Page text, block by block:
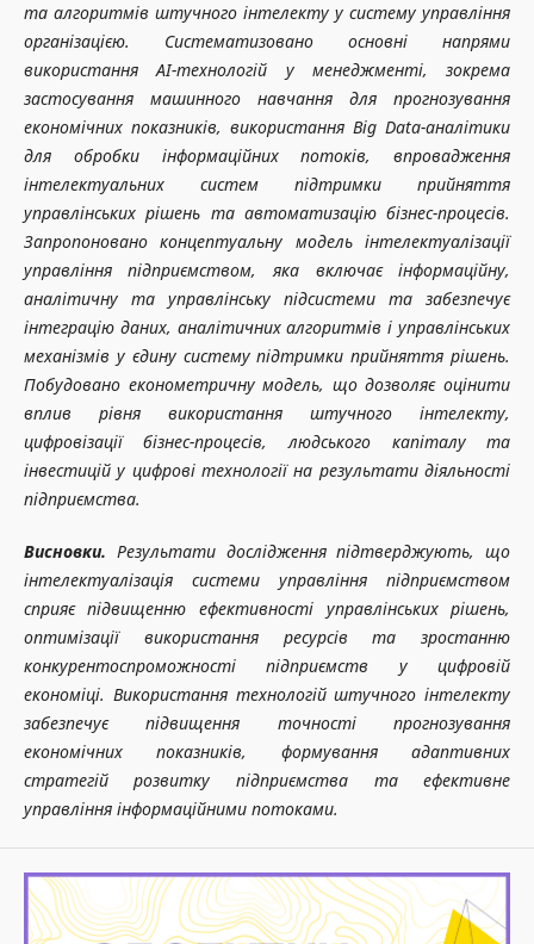
та алгоритмів штучного інтелекту у систему управління
організацією. Систематизовано основні напрями
використання AI-технологій у менеджменті, зокрема
застосування машинного навчання для прогнозування
економічних показників, використання Big Data-аналітики
для обробки інформаційних потоків, впровадження
інтелектуальних систем підтримки прийняття
управлінських рішень та автоматизацію бізнес-процесів.
Запропоновано концептуальну модель інтелектуалізації
управління підприємством, яка включає інформаційну,
аналітичну та управлінську підсистеми та забезпечує
інтеграцію даних, аналітичних алгоритмів і управлінських
механізмів у єдину систему підтримки прийняття рішень.
Побудовано економетричну модель, що дозволяє оцінити
вплив рівня використання штучного інтелекту,
цифровізації бізнес-процесів, людського капіталу та
інвестицій у цифрові технології на результати діяльності
підприємства.
Висновки. Результати дослідження підтверджують, що
інтелектуалізація системи управління підприємством
сприяє підвищенню ефективності управлінських рішень,
оптимізації використання ресурсів та зростанню
конкурентоспроможності підприємств у цифровій
економіці. Використання технологій штучного інтелекту
забезпечує підвищення точності прогнозування
економічних показників, формування адаптивних
стратегій розвитку підприємства та ефективне
управління інформаційними потоками.